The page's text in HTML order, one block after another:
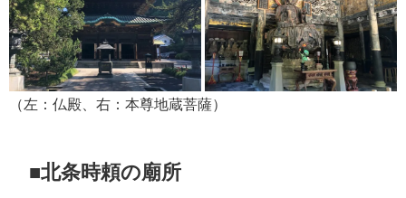
（左：仏殿、右：本尊地蔵菩薩）
■北条時頼の廟所